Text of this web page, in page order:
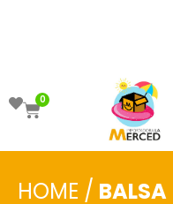
0
HOME / BALSA